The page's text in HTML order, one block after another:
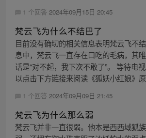
1 个回答 2024年09月15日 20:45
梵云飞为什么不结巴了
目前没有确切的相关信息表明梵云飞不
息中，梵云飞一直存在口吃的毛病，其
话是“对不起，我下次不敢了”。 等待电
以点击下方链接来阅读《狐妖小红娘》
1 个回答 2024年09月09日 21:45
梵云飞为什么那么弱
梵云飞并非一直很弱。他本是西西域狐